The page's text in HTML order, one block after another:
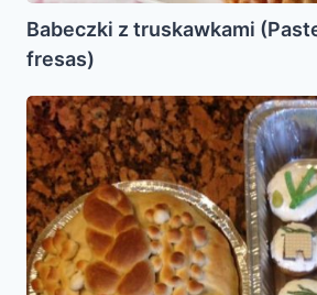
Babeczki z truskawkami
fresas)
Jalot
y
cupcakes
para
Sukot